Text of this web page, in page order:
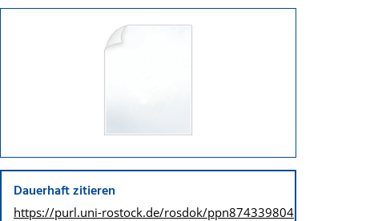
Dauerhaft zitieren
https://purl.uni-rostock.de/rosdok/ppn874339804